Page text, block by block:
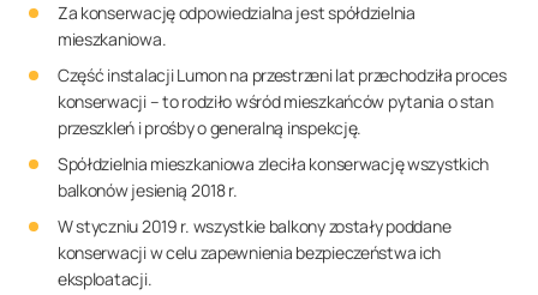
Za konserwację odpowiedzialna jest spółdzielnia
mieszkaniowa.
Część instalacji Lumon na przestrzeni lat przechodziła proces
konserwacji – to rodziło wśród mieszkańców pytania o stan
przeszkleń i prośby o generalną inspekcję.
Spółdzielnia mieszkaniowa zleciła konserwację wszystkich
balkonów jesienią 2018 r.
W styczniu 2019 r. wszystkie balkony zostały poddane
konserwacji w celu zapewnienia bezpieczeństwa ich
eksploatacji.